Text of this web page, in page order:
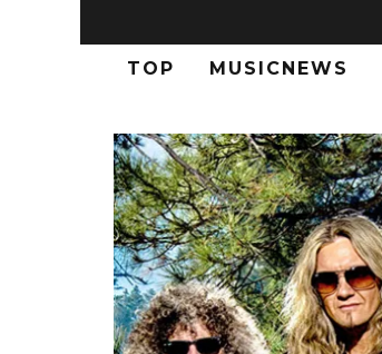
TOP MUSICNEWS